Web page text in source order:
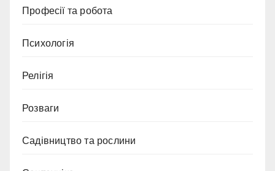
Професії та робота
Психологія
Релігія
Розваги
Садівництво та рослини